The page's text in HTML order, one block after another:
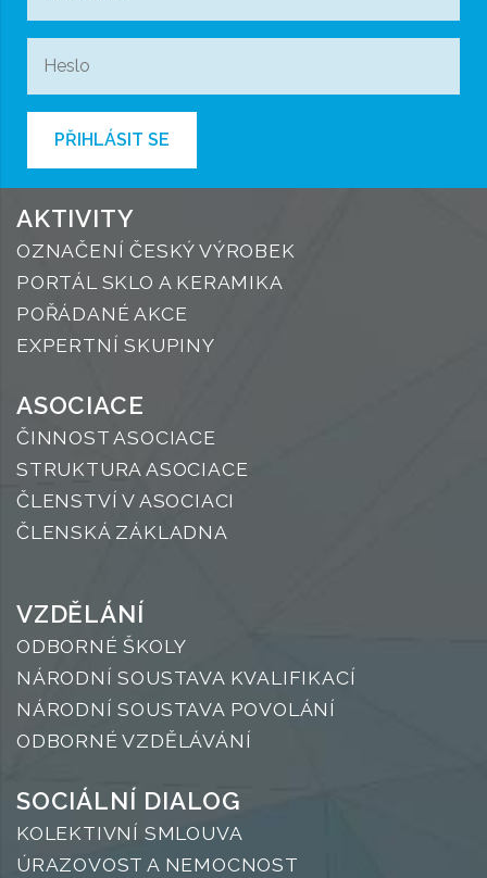
PŘIHLÁSIT SE
AKTIVITY
OZNAČENÍ ČESKÝ VÝROBEK
PORTÁL SKLO A KERAMIKA
POŘÁDANÉ AKCE
EXPERTNÍ SKUPINY
ASOCIACE
ČINNOST ASOCIACE
STRUKTURA ASOCIACE
ČLENSTVÍ V ASOCIACI
ČLENSKÁ ZÁKLADNA
VZDĚLÁNÍ
ODBORNÉ ŠKOLY
NÁRODNÍ SOUSTAVA KVALIFIKACÍ
NÁRODNÍ SOUSTAVA POVOLÁNÍ
ODBORNÉ VZDĚLÁVÁNÍ
SOCIÁLNÍ DIALOG
KOLEKTIVNÍ SMLOUVA
ÚRAZOVOST A NEMOCNOST